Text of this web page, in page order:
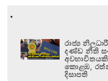
.
රාජ්‍ය
දණ්ඩ නීති
කොළඹ,
දිසාපති